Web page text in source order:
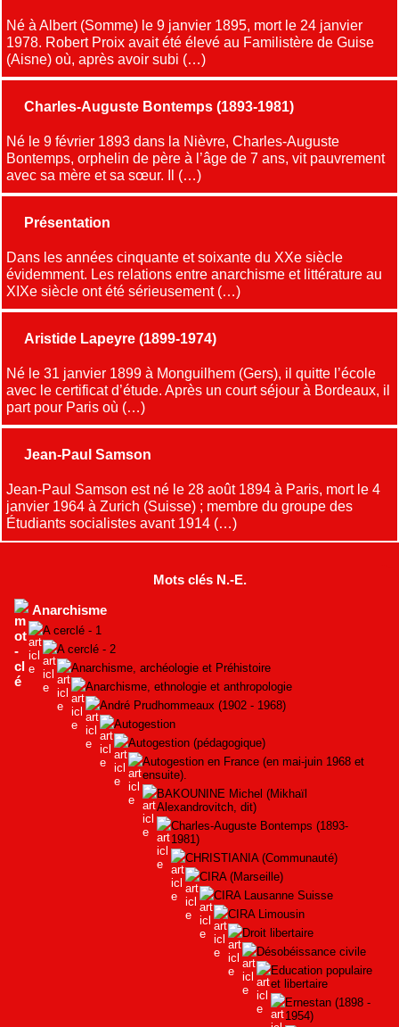
Né à Albert (Somme) le 9 janvier 1895, mort le 24 janvier
1978. Robert Proix avait été élevé au Familistère de Guise
(Aisne) où, après avoir subi (…)
Charles-Auguste Bontemps (1893-1981)
Né le 9 février 1893 dans la Nièvre, Charles-Auguste
Bontemps, orphelin de père à l’âge de 7 ans, vit pauvrement
avec sa mère et sa sœur. Il (…)
Présentation
Dans les années cinquante et soixante du XXe siècle
évidemment. Les relations entre anarchisme et littérature au
XIXe siècle ont été sérieusement (…)
Aristide Lapeyre (1899-1974)
Né le 31 janvier 1899 à Monguilhem (Gers), il quitte l’école
avec le certificat d’étude. Après un court séjour à Bordeaux, il
part pour Paris où (…)
Jean-Paul Samson
Jean-Paul Samson est né le 28 août 1894 à Paris, mort le 4
janvier 1964 à Zurich (Suisse) ; membre du groupe des
Étudiants socialistes avant 1914 (…)
Mots clés N.-E.
Anarchisme
A cerclé - 1
A cerclé - 2
Anarchisme, archéologie et Préhistoire
Anarchisme, ethnologie et anthropologie
André Prudhommeaux (1902 - 1968)
Autogestion
Autogestion (pédagogique)
Autogestion en France (en mai-juin 1968 et
ensuite).
BAKOUNINE Michel (Mikhaïl
Alexandrovitch, dit)
Charles-Auguste Bontemps (1893-
1981)
CHRISTIANIA (Communauté)
CIRA (Marseille)
CIRA Lausanne Suisse
CIRA Limousin
Droit libertaire
Désobéissance civile
Education populaire
et libertaire
Ernestan (1898 -
1954)